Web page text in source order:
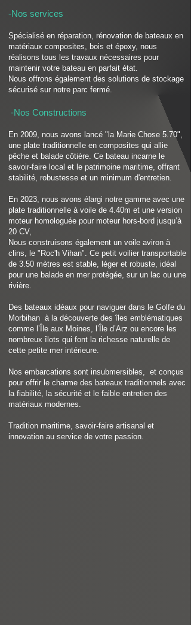
-Nos services
Spécialisé en réparation, rénovation de bateaux en
matériaux composites, bois et époxy, nous
réalisons tous les travaux nécessaires pour
maintenir votre bateau en parfait état.
Nous offrons également des solutions de stockage
sécurisé sur notre parc fermé.
-Nos Constructions
En 2009, nous avons lancé "la Marie Chose 5.70",
une plate traditionnelle en composites qui allie
pêche et balade côtière. Ce bateau incarne le
savoir-faire local et le patrimoine maritime, offrant
stabilité, robustesse et un minimum d'entretien.
En 2023, nous avons élargi notre gamme avec une
plate traditionnelle à voile de 4.40m et une version
moteur homologuée pour moteur hors-bord jusqu’à
20 CV,
Nous construisons également un voile aviron à
clins, le "Roc'h Vihan". Ce petit voilier transportable
de 3.50 mètres est stable, léger et robuste, idéal
pour une balade en mer protégée, sur un lac ou une
rivière.
Des bateaux idéaux pour naviguer dans le Golfe du
Morbihan à la découverte des îles emblématiques
comme l’Île aux Moines, l’Île d’Arz ou encore les
nombreux îlots qui font la richesse naturelle de
cette petite mer intérieure.
Nos embarcations sont insubmersibles, et conçus
pour offrir le charme des bateaux traditionnels avec
la fiabilité, la sécurité et le faible entretien des
matériaux modernes.
Tradition maritime, savoir-faire artisanal et
innovation au service de votre passion.